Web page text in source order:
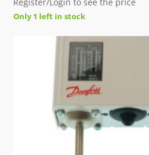
Only 1 left in stock